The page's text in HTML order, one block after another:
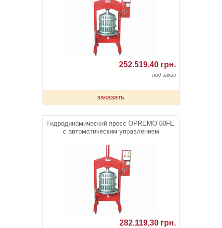
252.519,40 грн.
под заказ
заказать
Гидродинамический пресс OPREMO 60FE
c автоматическим управлением
282.119,30 грн.